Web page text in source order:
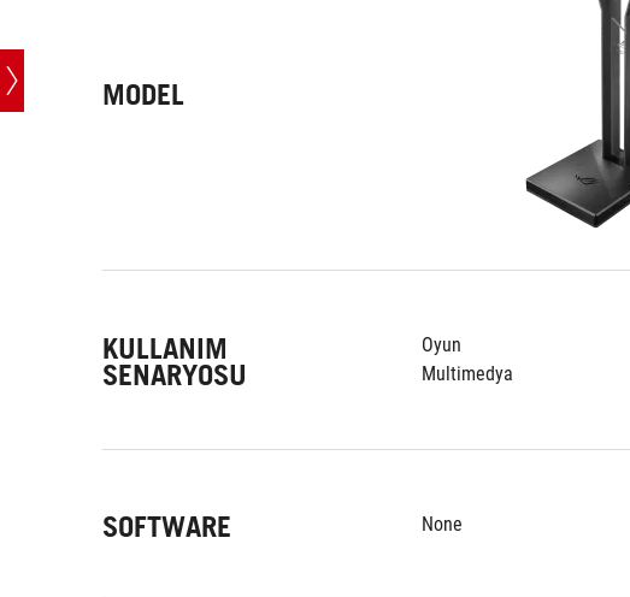
MODEL
KULLANIM
SENARYOSU
Oyun
Multimedya
SOFTWARE None